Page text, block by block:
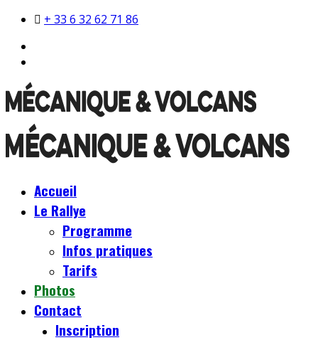
+ 33 6 32 62 71 86
Accueil
Le Rallye
Programme
Infos pratiques
Tarifs
Photos
Contact
Inscription